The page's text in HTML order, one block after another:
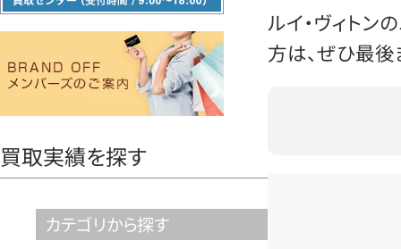
ヤ
買取実績を探す
カテゴリから探す
ルイ・ヴィトン
方は、ぜひ最後